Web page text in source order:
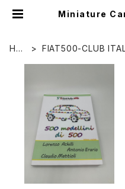
Miniature Car
HO
FIAT500-CLUB